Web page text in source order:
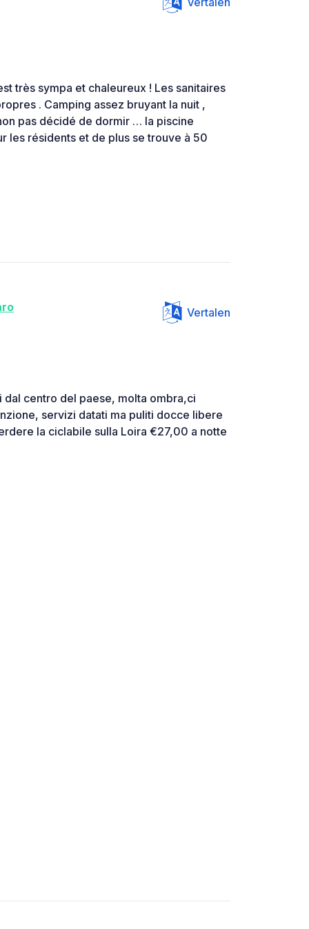
très sympa et chaleureux ! Les sanitaires
. Camping assez bruyant la nuit ,
pas décidé de dormir … la piscine
les résidents et de plus se trouve à 50
Vertalen
centro del paese, molta ombra,ci
servizi datati ma puliti docce libere
la ciclabile sulla Loira €27,00 a notte